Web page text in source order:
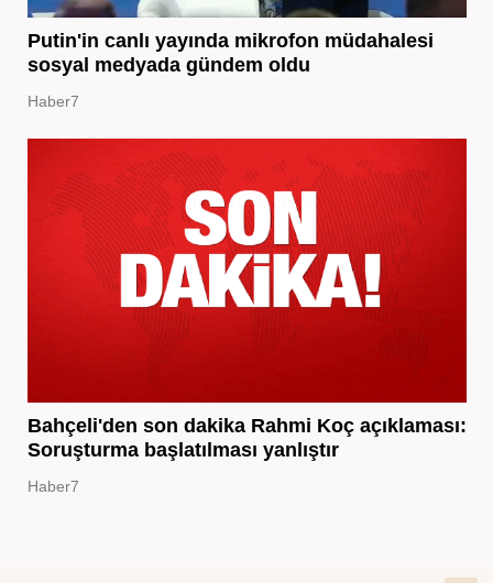
Putin'in canlı yayında mikrofon müdahalesi
sosyal medyada gündem oldu
Haber7
Bahçeli'den son dakika Rahmi Koç açıklaması:
Soruşturma başlatılması yanlıştır
Haber7